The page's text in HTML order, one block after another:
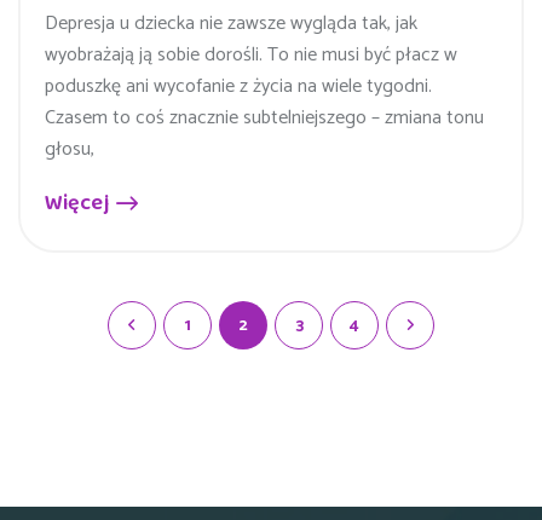
Depresja u dziecka nie zawsze wygląda tak, jak
wyobrażają ją sobie dorośli. To nie musi być płacz w
poduszkę ani wycofanie z życia na wiele tygodni.
Czasem to coś znacznie subtelniejszego – zmiana tonu
głosu,
Więcej
1 2 3 4